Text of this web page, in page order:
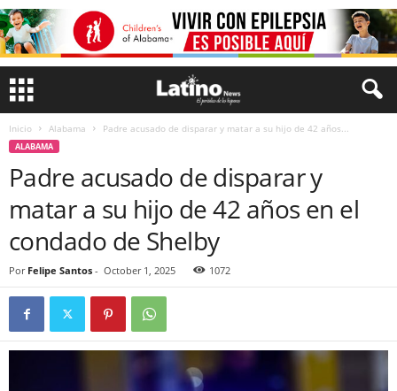
Inicio Alabama Padre acusado de disparar y matar a su hijo de 42 años...
ALABAMA
Padre acusado de disparar y
matar a su hijo de 42 años en el
condado de Shelby
Por Felipe Santos - October 1, 2025 1072